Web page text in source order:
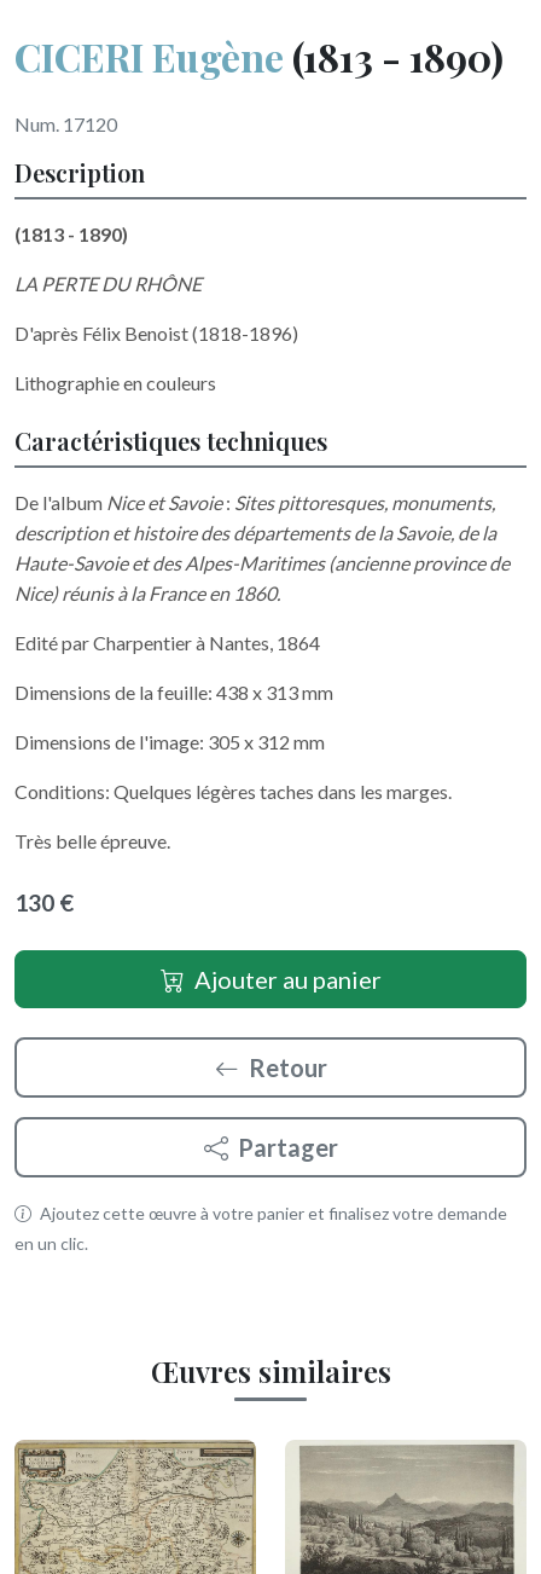
CICERI Eugène (1813 - 1890)
Num. 17120
Description
(1813 - 1890)
LA PERTE DU RHÔNE
D'après Félix Benoist (1818-1896)
Lithographie en couleurs
Caractéristiques techniques
De l'album Nice et Savoie: Sites pittoresques, monuments,
description et histoire des départements de la Savoie, de la
Haute-Savoie et des Alpes-Maritimes (ancienne province de
Nice) réunis à la France en 1860.
Edité par Charpentier à Nantes, 1864
Dimensions de la feuille: 438 x 313 mm
Dimensions de l'image: 305 x 312 mm
Conditions: Quelques légères taches dans les marges.
Très belle épreuve.
130 €
Ajouter au panier
Retour
Partager
Ajoutez cette œuvre à votre panier et finalisez votre demande
en un clic.
Œuvres similaires